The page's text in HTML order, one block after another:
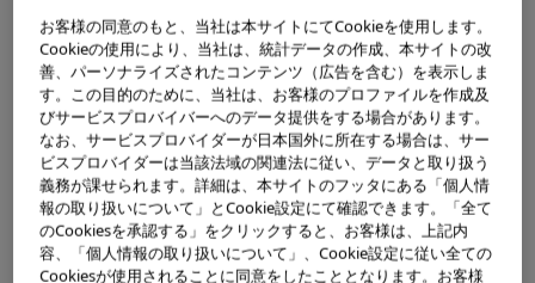
お客様の同意のもと、当社は本サイトにてCookieを使用します。
Cookieの使用により、当社は、統計データの作成、本サイトの改
善、パーソナライズされたコンテンツ（広告を含む）を表示しま
す。この目的のために、当社は、お客様のプロファイルを作成及
びサービスプロバイバーへのデータ提供をする場合があります。
なお、サービスプロバイダーが日本国外に所在する場合は、サー
ビスプロバイダーは当該法域の関連法に従い、データと取り扱う
義務が課せられます。詳細は、本サイトのフッタにある「個人情
報の取り扱いについて」とCookie設定にて確認できます。「全て
のCookiesを承認する」をクリックすると、お客様は、上記内
容、「個人情報の取り扱いについて」、Cookie設定に従い全ての
Cookiesが使用されることに同意をしたこととなります。お客様